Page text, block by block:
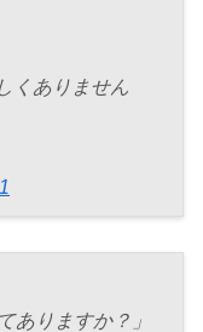
くありません
ありますか？」